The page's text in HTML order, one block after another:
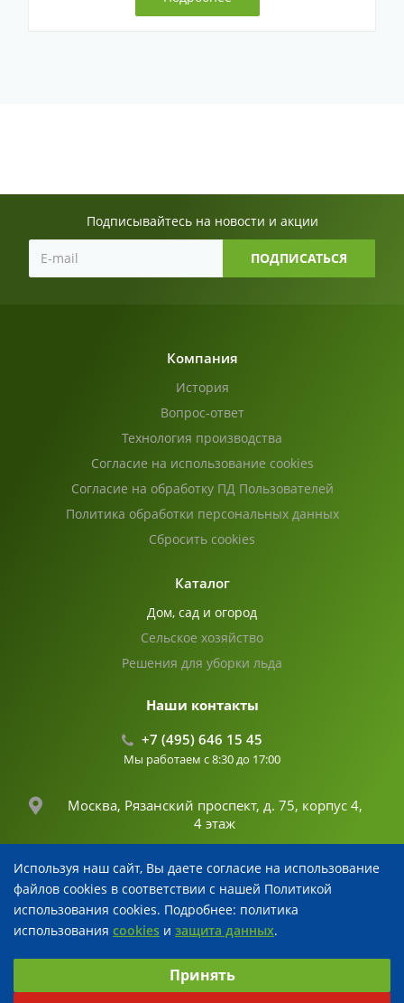
Подписывайтесь на новости и акции
Компания
История
Вопрос-ответ
Технология производства
Согласие на использование cookies
Согласие на обработку ПД Пользователей
Политика обработки персональных данных
Сбросить cookies
Каталог
Дом, сад и огород
Сельское хозяйство
Решения для уборки льда
Наши контакты
+7 (495) 646 15 45
Мы работаем с 8:30 до 17:00
Москва, Рязанский проспект, д. 75, корпус 4,
4 этаж
info@fertika.com
© 2026 Все права защищены
Разработка и поддержка
Используя наш сайт, Вы даете согласие на использование
файлов cookies в соответствии с нашей Политикой
использования cookies. Подробнее: политика
использования cookies и защита данных.
Аналитические
Принять